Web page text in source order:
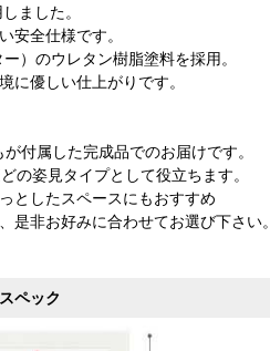
ました。
安全仕様です。
のウレタン樹脂塗料を採用。
に優しい仕上がりです。
が付属した完成品でのお届けです。
の姿見タイプとして役立ちます。
としたスペースにもおすすめ
是非お好みに合わせてお選び下さい。
ペック